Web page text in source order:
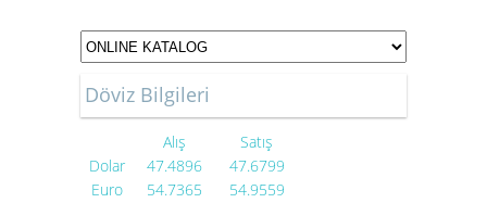
Döviz Bilgileri
Alış
Satış
Dolar
47.4896
47.6799
Euro
54.7365 54.9559